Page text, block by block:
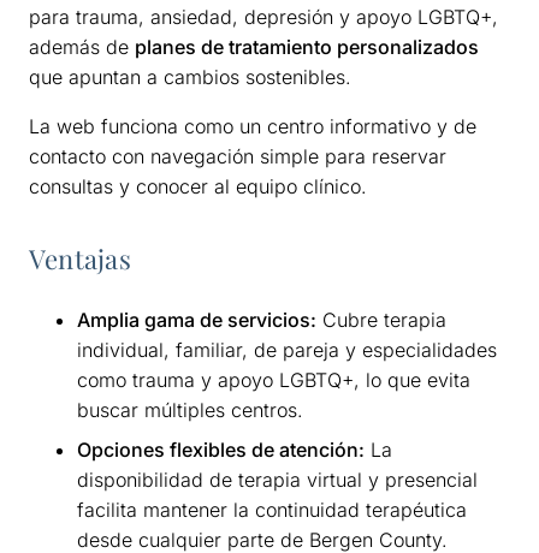
para trauma, ansiedad, depresión y apoyo LGBTQ+,
además de planes de tratamiento personalizados
que apuntan a cambios sostenibles.
La web funciona como un centro informativo y de
contacto con navegación simple para reservar
consultas y conocer al equipo clínico.
Ventajas
Amplia gama de servicios: Cubre terapia
individual, familiar, de pareja y especialidades
como trauma y apoyo LGBTQ+, lo que evita
buscar múltiples centros.
Opciones flexibles de atención: La
disponibilidad de terapia virtual y presencial
facilita mantener la continuidad terapéutica
desde cualquier parte de Bergen County.